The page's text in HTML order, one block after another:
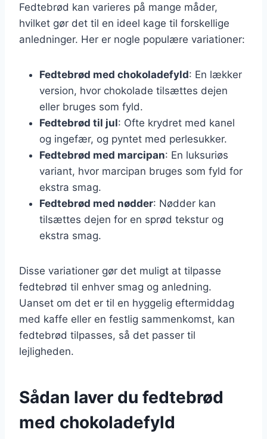
Fedtebrød kan varieres på mange måder,
hvilket gør det til en ideel kage til forskellige
anledninger. Her er nogle populære variationer:
Fedtebrød med chokoladefyld: En lækker
version, hvor chokolade tilsættes dejen
eller bruges som fyld.
Fedtebrød til jul: Ofte krydret med kanel
og ingefær, og pyntet med perlesukker.
Fedtebrød med marcipan: En luksuriøs
variant, hvor marcipan bruges som fyld for
ekstra smag.
Fedtebrød med nødder: Nødder kan
tilsættes dejen for en sprød tekstur og
ekstra smag.
Disse variationer gør det muligt at tilpasse
fedtebrød til enhver smag og anledning.
Uanset om det er til en hyggelig eftermiddag
med kaffe eller en festlig sammenkomst, kan
fedtebrød tilpasses, så det passer til
lejligheden.
Sådan laver du fedtebrød
med chokoladefyld